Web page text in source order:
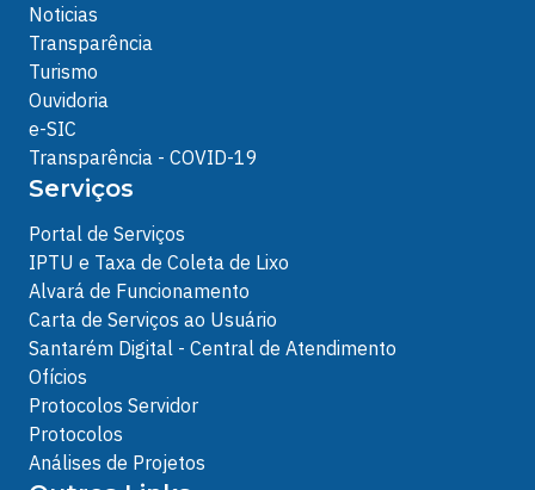
Noticias
Transparência
Turismo
Ouvidoria
e-SIC
Transparência - COVID-19
Serviços
Portal de Serviços
IPTU e Taxa de Coleta de Lixo
Alvará de Funcionamento
Carta de Serviços ao Usuário
Santarém Digital - Central de Atendimento
Ofícios
Protocolos Servidor
Protocolos
Análises de Projetos